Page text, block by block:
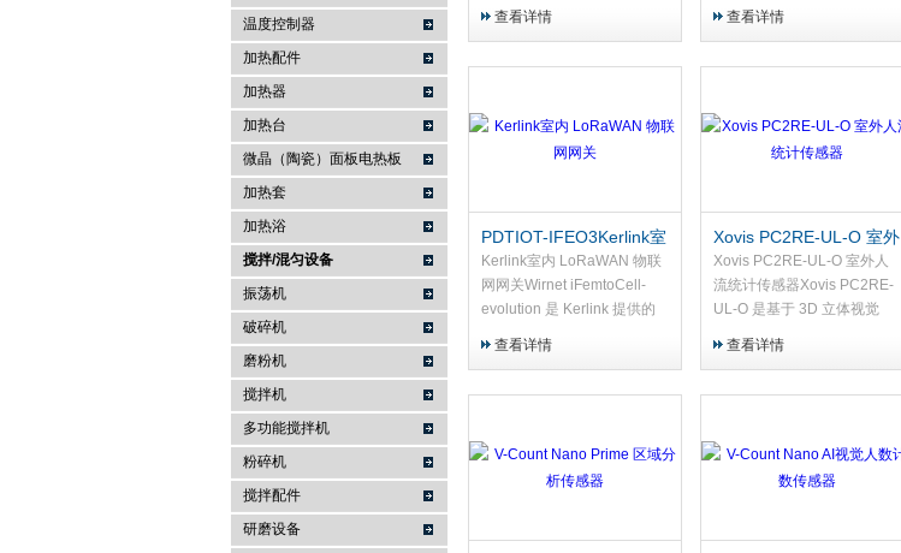
温度控制器
加热配件
加热器
加热台
微晶（陶瓷）面板电热板
加热套
加热浴
搅拌/混匀设备
振荡机
破碎机
磨粉机
搅拌机
多功能搅拌机
粉碎机
搅拌配件
研磨设备
身体之间的距离。无需电缆，
查看详情
（EXG）。与EmotivPRO配
查看详情
PDTIOT-IFEO3Kerlink室
内 LoRaWAN 物联网网
关
Kerlink室内 LoRaWAN 物联
网网关Wirnet iFemtoCell-
evolution 是 Kerlink 提供的
市和各类室内物联网应用 的
查看详情
Xovis PC2RE-UL-O 室外
人流统计传感器
Xovis PC2RE-UL-O 室外人
流统计传感器Xovis PC2RE-
UL-O 是基于 3D 立体视觉
流 /人数计数传感器。它能实
查看详情